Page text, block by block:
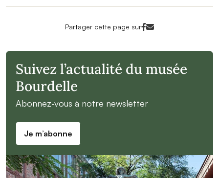
Partager cette page surFacebook<
Mail<
Suivez l’actualité du musée
Bourdelle
Abonnez-vous à notre newsletter
Je m’abonne